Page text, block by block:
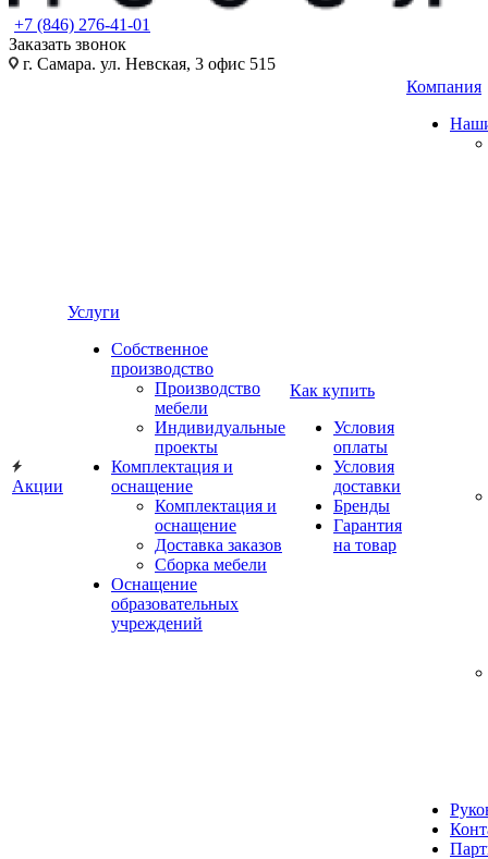
+7 (846) 276-41-01
Заказать звонок
г. Самара. ул. Невская, 3 офис 515
Акции
Услуги
Собственное
производство
Производство
мебели
Индивидуальные
проекты
Комплектация и
оснащение
Комплектация и
оснащение
Доставка заказов
Сборка мебели
Оснащение
образовательных
учреждений
Как купить
Условия
оплаты
Условия
доставки
Бренды
Гарантия
на товар
Компания